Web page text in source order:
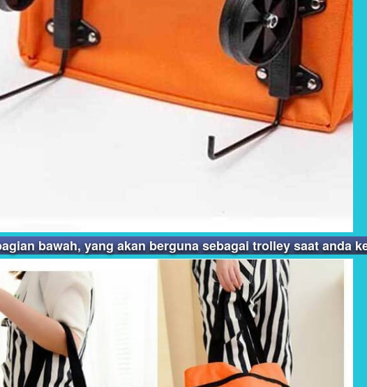
bawah, yang akan berguna sebagai trolley saat anda